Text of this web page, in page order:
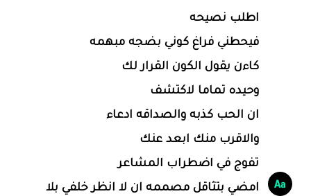
اطلب نصيحه
فيحطني فراغ كوني بضجه مبهمه
كاءن يقول الكون القرار لك
وحيده تماما لاكتشف
ان الحب كذبه والصداقه ادعاء
والاقرب منك ابعد عنك
تفوج في اضطراب المشاعر
امضي بتثاقل مصممه ان لا انظر خلفي بلا